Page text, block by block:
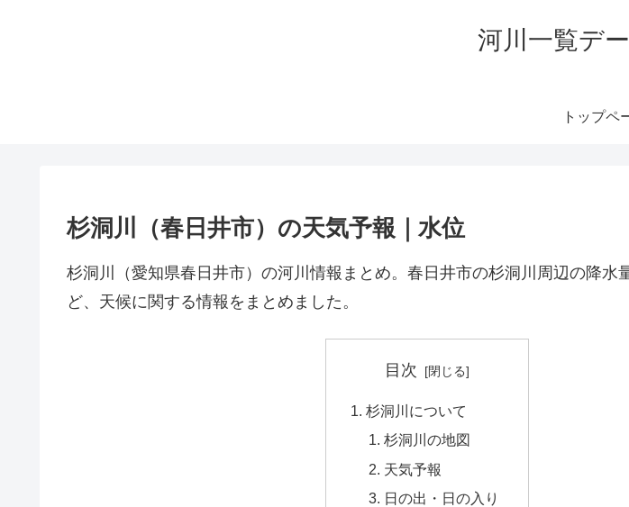
河川一覧デ
トップペ
杉洞川（春日井市）の天気予報｜水位
杉洞川（愛知県春日井市）の河川情報まとめ。春日井市の杉洞川周辺の降水
ど、天候に関する情報をまとめました。
目次
杉洞川について
杉洞川の地図
天気予報
日の出・日の入り